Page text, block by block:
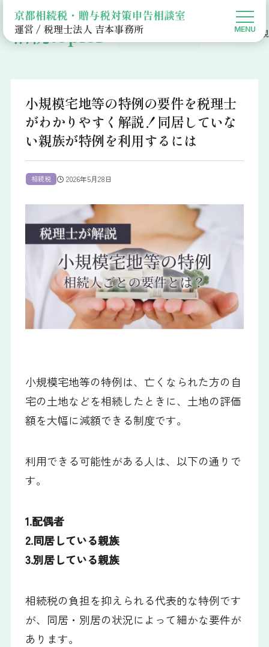
運営 / 税理士法人 吉本事務所
相続topics
京都相続税・贈与税対策申告相談室HOME 相続税 小
小規模宅地等の特例の要件を税理士
がわかりやすく解説！同居していな
い親族が特例を利用するには
相続税 2026年5月28日
小規模宅地等の特例は、亡くなられた方の自
宅の土地などを相続したときに、土地の評価
額を大幅に減額できる制度です。
利用できる可能性がある人は、以下の通りで
す。
1.配偶者
2.同居している親族
3.別居している親族
相続税の負担を抑えられる代表的な特例です
が、同居・別居の状況によって細かな要件が
あります。